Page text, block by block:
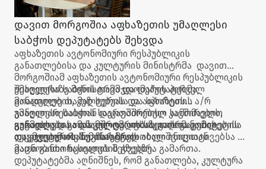
დავით მორგოშია აფხაზეთის უმაღლესი
საბჭოს დეპუტატებს შეხვდა
აფხაზეთის ავტონომიური რესპუბლიკის
განათლებისა და კულტურის მინისტრმა დავით
მორგოშიამ აფხაზეთის ავტონომიური რესპუბლიკის
უმაღლესი საბჭოს თავმჯდომარის პირველ
მოადგილე თამაზ ხუბუას და აფხაზეთის ა/რ
უმაღლესი საბჭოს საერთაშორისო კავშირების,
განათლებისა და კულტურის საკითხთა კომიტეტის
თავმჯდომარე ნუგზარ მგალობლიშვილთან
გაცნობითი ხასიათის შეხვედრა გამართა.
შეხვედრაზე მინისტრმა და დეპუტატებმა
განათლების, კულტურისა და სპორტის
განვითარებასთან დაკავშირებულ სამომავლო
გეგმებსა და თანამშრომლობის გაღრმავების
აუცილებლობაზე ისაუბრეს.
ყურადღება გამახვილდა აფხაზეთის განათლებისა
და კულტურის სამინისტროს ახალ ინიციატივებსა და
მათი განხორციელების გზებზე.
დეპუტატებმა აღნიშნეს, რომ განათლება, კულტურა